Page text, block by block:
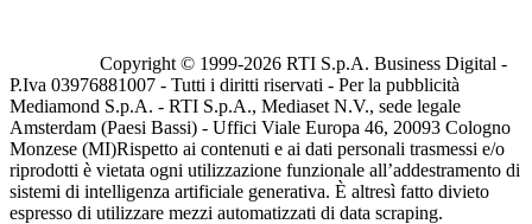
Copyright © 1999-2026 RTI S.p.A. Business Digital -
P.Iva 03976881007 - Tutti i diritti riservati - Per la pubblicità
Mediamond S.p.A. - RTI S.p.A., Mediaset N.V., sede legale
Amsterdam (Paesi Bassi) - Uffici Viale Europa 46, 20093 Cologno
Monzese (MI)Rispetto ai contenuti e ai dati personali trasmessi e/o
riprodotti è vietata ogni utilizzazione funzionale all’addestramento di
sistemi di intelligenza artificiale generativa. È altresì fatto divieto
espresso di utilizzare mezzi automatizzati di data scraping.